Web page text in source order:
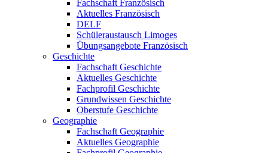
Fachschaft Französisch
Aktuelles Französisch
DELF
Schüleraustausch Limoges
Übungsangebote Französisch
Geschichte
Fachschaft Geschichte
Aktuelles Geschichte
Fachprofil Geschichte
Grundwissen Geschichte
Oberstufe Geschichte
Geographie
Fachschaft Geographie
Aktuelles Geographie